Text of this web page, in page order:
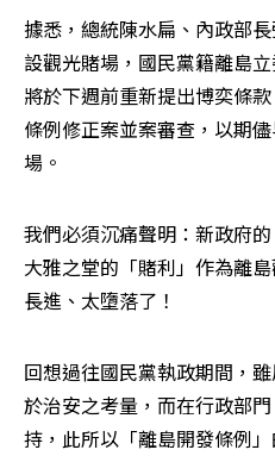
據悉，總統陳水扁、內政部
設觀光賭場，國民黨籍離島
將於下週前重新提出博奕條
條例修正案並案審查，以期
場。
我們必須沉痛聲明：新政府
大雅之堂的「賭利」作為離
長進、太墮落了！
回想過往國民黨執政期間，
於治安之考量，而在行政部
持，此所以「離島開發條例